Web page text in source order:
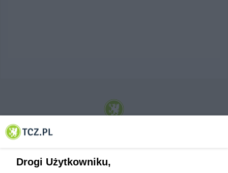
© 2001-2026 Tczew - TCZ.PL Sp. z o.o. Internetowy Serwis Informacyjny Miasta
Drogi Użytkowniku,